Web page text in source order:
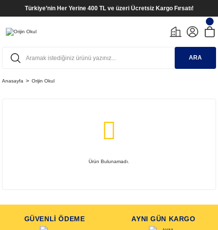
Türkiye’nin Her Yerine 400 TL ve üzeri Ücretsiz Kargo Fırsatı!
ARA
Anasayfa Orijin Okul
Ürün Bulunamadı.
GÜVENLİ ÖDEME AYNI GÜN KARGO